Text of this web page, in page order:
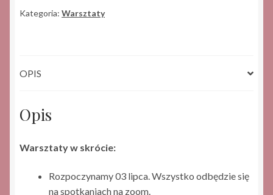
znaczy.
Kategoria: Warsztaty
OPIS
Opis
Warsztaty w skrócie:
Rozpoczynamy 03 lipca. Wszystko odbędzie się
na spotkaniach na zoom.